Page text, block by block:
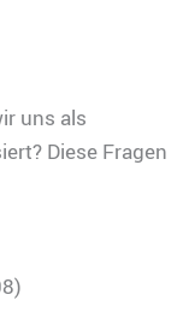
uns als
Diese Fragen